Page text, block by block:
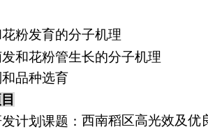
粉发育的分子机理
和花粉管生长的分子机理
品种选育
计划课题： 西南稻区高光效及优